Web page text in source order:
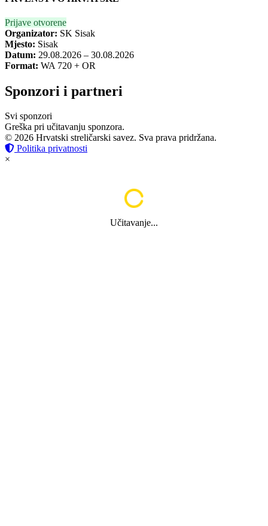
Prijave otvorene
Organizator: SK Sisak
Mjesto: Sisak
Datum: 29.08.2026 – 30.08.2026
Format: WA 720 + OR
Sponzori i partneri
Svi sponzori
Greška pri učitavanju sponzora.
© 2026 Hrvatski streličarski savez. Sva prava pridržana.
Politika privatnosti
×
Učitavanje...